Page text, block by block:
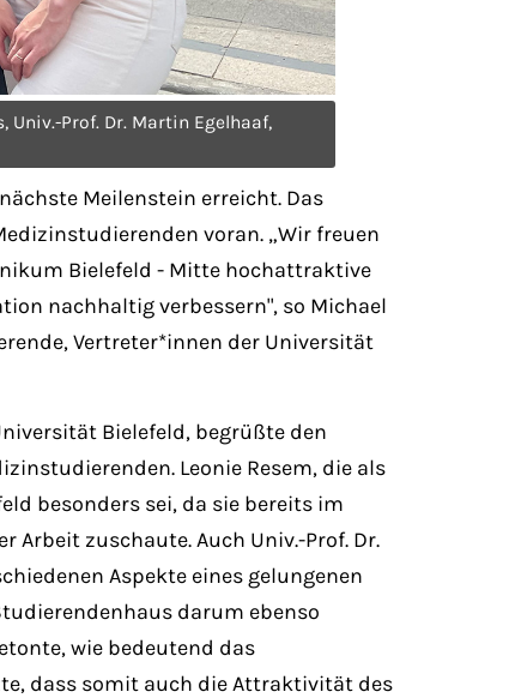
Prof. Dr. Martin Egelhaaf,
Meilenstein erreicht. Das
voran. „Wir freuen
Bielefeld - Mitte hochattraktive
nachhaltig verbessern", so Michael
Vertreter*innen der Universität
Bielefeld, begrüßte den
Leonie Resem, die als
besonders sei, da sie bereits im
zuschaute. Auch Univ.-Prof. Dr.
Aspekte eines gelungenen
darum ebenso
wie bedeutend das
dass somit auch die Attraktivität des